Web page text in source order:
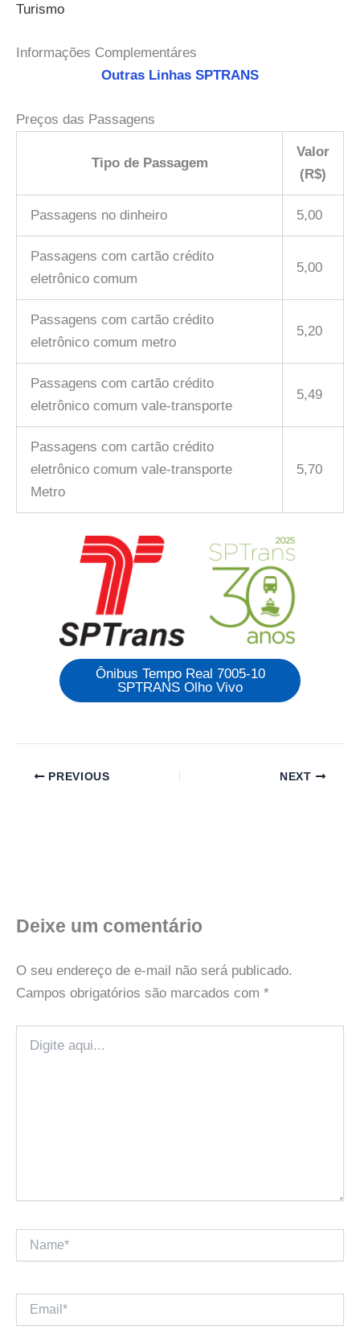
Turismo
Informações Complementáres
Outras Linhas SPTRANS
Preços das Passagens
Tipo de Passagem
Valor
(R$)
Passagens no dinheiro 5,00
Passagens com cartão crédito
eletrônico comum
5,00
Passagens com cartão crédito
eletrônico comum metro
5,20
Passagens com cartão crédito
eletrônico comum vale-transporte
5,49
Passagens com cartão crédito
eletrônico comum vale-transporte
Metro
5,70
Ônibus Tempo Real 7005-10
SPTRANS Olho Vivo
PREVIOUS NEXT
Deixe um comentário
O seu endereço de e-mail não será publicado.
Campos obrigatórios são marcados com *
aqui...
Name*